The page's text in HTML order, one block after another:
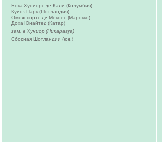
Бока Хуниорс де Кали (Колумбия)
Куинз Парк (Шотландия)
Омниспортc де Мекнес (Марокко)
Доха Юнайтед (Катар)
зам. в Хуниор (Никарагуа)
Сборная Шотландии (юн.)